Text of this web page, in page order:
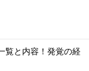
覧と内容！発覚の経